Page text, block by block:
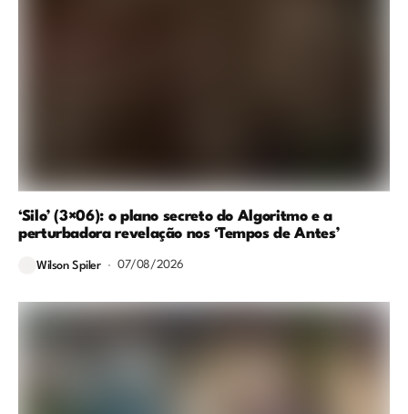
‘Silo’ (3×06): o plano secreto do Algoritmo e a
perturbadora revelação nos ‘Tempos de Antes’
Wilson Spiler 07/08/2026